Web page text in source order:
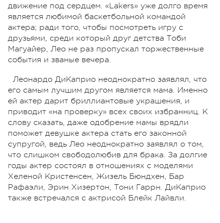
движение под сердцем. «Lakers» уже долго время
является любимой баскетбольной командой
актера; ради того, чтобы посмотреть игру с
друзьями, среди который друг детства Тоби
Магуайер, Лео не раз пропускал торжественные
события и званые вечера.
Леонардо ДиКаприо неоднократно заявлял, что
его самым лучшим другом является мама. Именно
ей актер дарит бриллиантовые украшения, и
приводит «на проверку» всех своих избранниц. К
слову сказать, даже одобрение мамы врядли
поможет девушке актера стать его законной
супругой, ведь Лео неоднократно заявлял о том,
что слишком свободолюбив для брака. За долгие
годы актер состоял в отношениях с моделями
Хеленой Кристенсен, Жизель Бюндхен, Бар
Рафаэли, Эрин Хизертон, Тони Гаррн. ДиКаприо
также встречался с актрисой Блейк Лайвли.